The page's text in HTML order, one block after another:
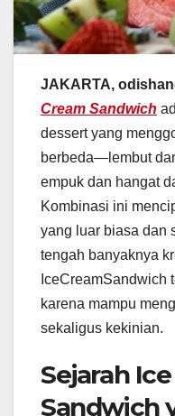
JAKARTA,
Cream Sandwich
dessert yang
berbeda—lembut
empuk dan hangat
Kombinasi ini
yang luar biasa dan
tengah banyaknya
IceCreamSandwich
karena mampu
sekaligus kekinian.
Sejarah
Sandwich